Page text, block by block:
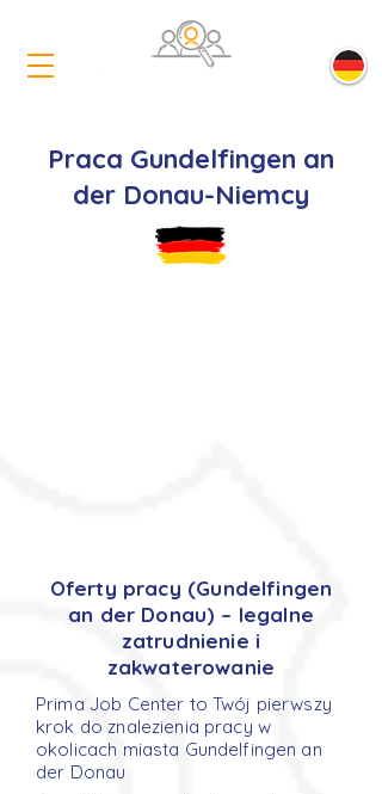
Praca Gundelfingen an
der Donau-Niemcy
Oferty pracy (Gundelfingen
an der Donau) – legalne
zatrudnienie i
zakwaterowanie
Prima Job Center to Twój pierwszy
krok do znalezienia pracy w
okolicach miasta Gundelfingen an
der Donau